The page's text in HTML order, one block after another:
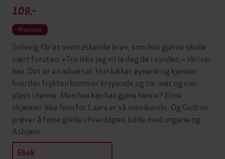
109,-
Premium
Solveig får et overraskende brev, som hun gjerne skulle
vært foruten. «Tro ikke jeg vil la deg dø i synden,» skriver
han. Det er en advarsel. Hun lukker øynene og kjenner
hvordan frykten kommer krypende og tar mer og mer
plass i henne. Men hva kan han gjøre henne? Eline
skjønner ikke hvorfor Laura er så unnvikende. Og Gudrun
prøver å finne glede i hverdagen, både med ungene og
Asbjørn.
Ebok